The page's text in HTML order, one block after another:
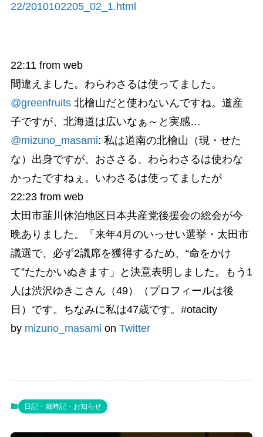
22/2010102205_02_1.html
22:11 from web
間違えました。わらわさるは使ってました。
@greenfruits北檜山だと使わないんですね。道産
子ですが、北海道は広いなぁ～と実感…
@mizuno_masami: 私は道南の北檜山（現・せた
な）出身ですが、おささる、わらわさるは使わな
かったですねぇ。いわさるは使ってましたが
22:23from web
太田市韮川休泊地区日本共産党後援会の総会が今
晩ありました。「来年4月のいっせい選挙・太田市
議選で、必ず2議席を獲得するため、“命をかけ
て”たたかいぬきます」と決意表明しました。もう1
人は渋沢ゆきこさん（49）（プロフィールは後
日）です。ちなみに私は47歳です。#otacity
by mizuno_masami on Twitter
日記・歳時記・お知らせ